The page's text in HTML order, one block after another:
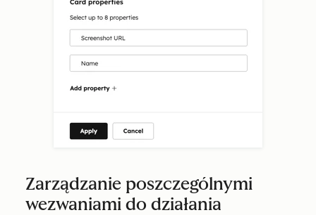
Zarządzanie poszczególnymi
wezwaniami do działania